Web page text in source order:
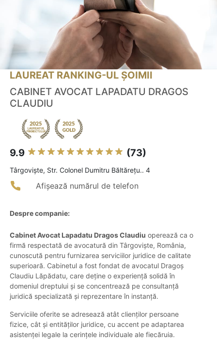
LAUREAT RANKING-UL ȘOIMII
CABINET AVOCAT LAPADATU DRAGOS
CLAUDIU
9.9 (73)
Târgovişte, Str. Colonel Dumitru Băltărețu.. 4
Afișează numărul de telefon
Despre companie:
Cabinet Avocat Lapadatu Dragos Claudiu operează ca o
firmă respectată de avocatură din Târgoviște, România,
cunoscută pentru furnizarea serviciilor juridice de calitate
superioară. Cabinetul a fost fondat de avocatul Dragoș
Claudiu Lăpădatu, care deține o experiență solidă în
domeniul dreptului și se concentrează pe consultanță
juridică specializată și reprezentare în instanță.
Serviciile oferite se adresează atât clienților persoane
fizice, cât și entităților juridice, cu accent pe adaptarea
asistenței legale la cerințele individuale ale fiecăruia.